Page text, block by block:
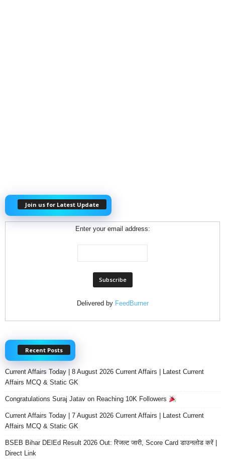
Join us for Latest Update
Enter your email address:
Delivered by FeedBurner
Recent Posts
Current Affairs Today | 8 August 2026 Current Affairs | Latest Current
Affairs MCQ & Static GK
Congratulations Suraj Jatav on Reaching 10K Followers
Current Affairs Today | 7 August 2026 Current Affairs | Latest Current
Affairs MCQ & Static GK
BSEB Bihar DElEd Result 2026 Out: रिजल्ट जारी, Score Card डाउनलोड करें |
Direct Link